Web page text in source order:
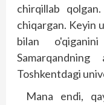
chirqillab
chiqargan. Keyin
bilan
Toshkentdagi
Mana endi,